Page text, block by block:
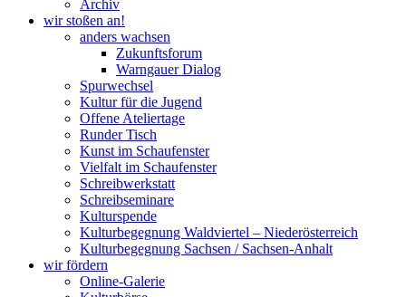
Archiv
wir stoßen an!
anders wachsen
Zukunftsforum
Warngauer Dialog
Spurwechsel
Kultur für die Jugend
Offene Ateliertage
Runder Tisch
Kunst im Schaufenster
Vielfalt im Schaufenster
Schreibwerkstatt
Schreibseminare
Kulturspende
Kulturbegegnung Waldviertel – Niederösterreich
Kulturbegegnung Sachsen / Sachsen-Anhalt
wir fördern
Online-Galerie